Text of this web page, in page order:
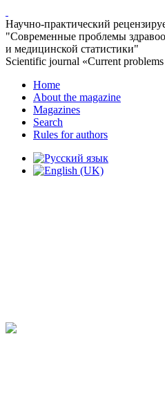
Научно-практический
"Современные проблемы
и медицинской статистики"
Scientific journal «Current
Home
About the magazine
Magazines
Search
Rules for authors